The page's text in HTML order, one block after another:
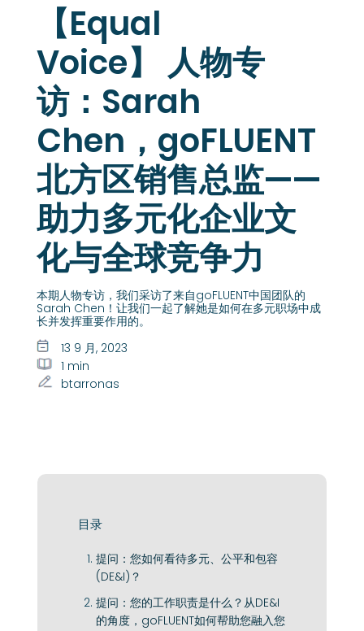
【Equal
Voice】 人物专
访：Sarah
Chen，goFLUENT
北方区销售总监——
助力多元化企业文
化与全球竞争力
本期人物专访，我们采访了来自goFLUENT中国团队的
Sarah Chen！让我们一起了解她是如何在多元职场中成
长并发挥重要作用的。
13 9 月, 2023
1 min
btarronas
目录
提问：您如何看待多元、公平和包容
(DE&I)？
提问：您的工作职责是什么？从DE&I
的角度，goFLUENT如何帮助您融入您